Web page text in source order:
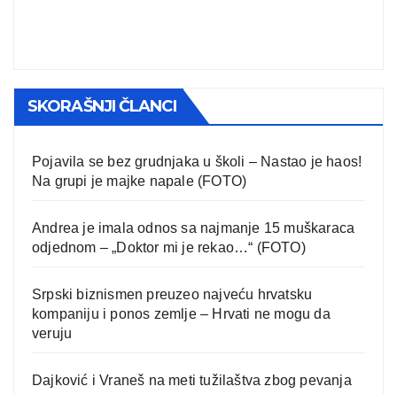
SKORAŠNJI ČLANCI
Pojavila se bez grudnjaka u školi – Nastao je haos!
Na grupi je majke napale (FOTO)
Andrea je imala odnos sa najmanje 15 muškaraca
odjednom – „Doktor mi je rekao…“ (FOTO)
Srpski biznismen preuzeo najveću hrvatsku
kompaniju i ponos zemlje – Hrvati ne mogu da
veruju
Dajković i Vraneš na meti tužilaštva zbog pevanja